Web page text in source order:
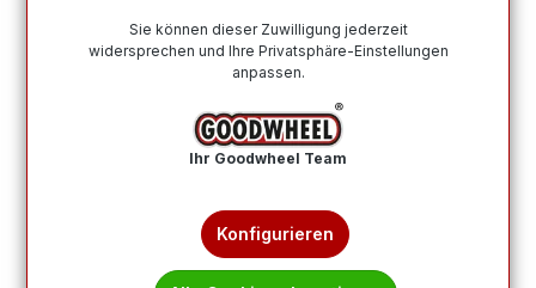
Reifenprofis & Kauf auf Rechnung möglich!
Wie finde ich meine Reifengröße?
Sie können dieser Zuwilligung jederzeit
widersprechen und Ihre Privatsphäre-Einstellungen
anpassen.
Ihr Goodwheel Team
Konfigurieren